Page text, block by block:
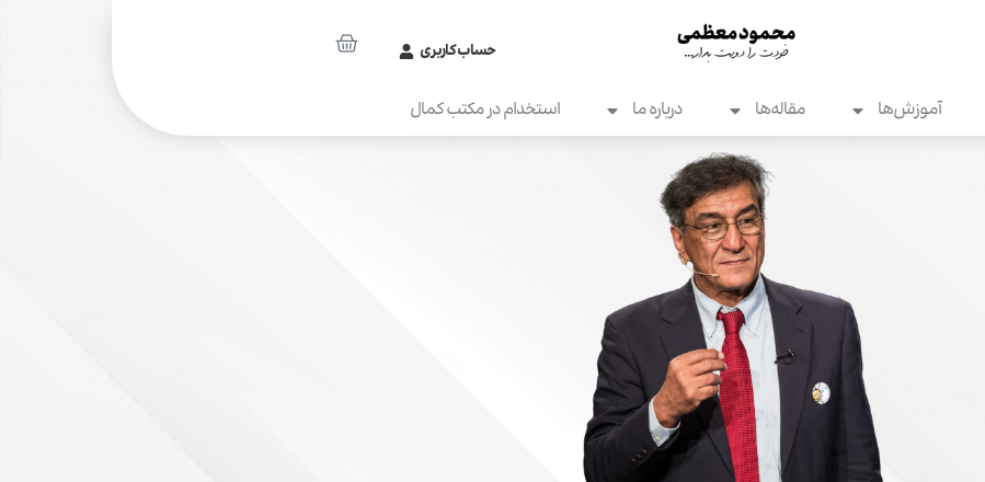
حساب کاربری
آموزش‌ها مقاله‌ها درباره ما استخدام در مکتب کمال